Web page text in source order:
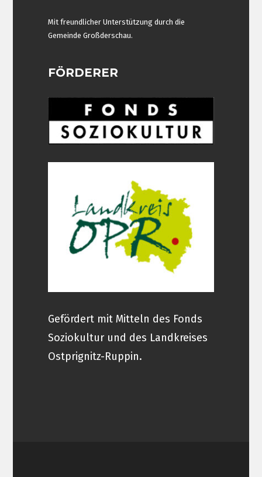
Mit freundlicher Unterstützung durch die
Gemeinde Großderschau.
FÖRDERER
Gefördert mit Mitteln des Fonds
Soziokultur und des Landkreises
Ostprignitz-Ruppin.